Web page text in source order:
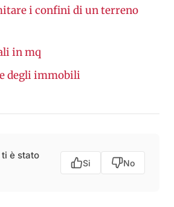
i confini di un terreno
in mq
degli immobili
è stato
Si No